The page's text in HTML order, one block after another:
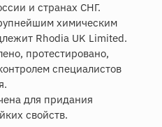
и странах СНГ.
химическим
Rhodia UK Limited.
протестировано,
специалистов
для придания
свойств.